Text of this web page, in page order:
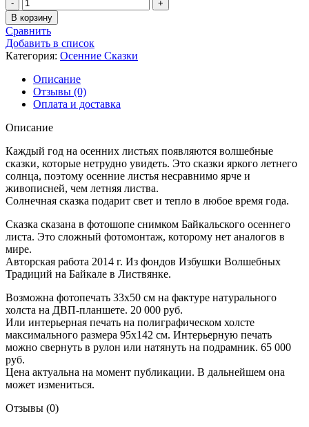
товара
Осенняя
Сказка
-
9
В корзину
Сравнить
Добавить в список
Категория: Осенние Сказки
Описание
Отзывы (0)
Оплата и доставка
Описание
Каждый год на осенних листьях появляются волшебные
сказки, которые нетрудно увидеть. Это сказки яркого летнего
солнца, поэтому осенние листья несравнимо ярче и
живописней, чем летняя листва.
Солнечная сказка подарит свет и тепло в любое время года.
Сказка сказана в фотошопе снимком Байкальского осеннего
листа. Это сложный фотомонтаж, которому нет аналогов в
мире.
Авторская работа 2014 г. Из фондов Избушки Волшебных
Традиций на Байкале в Листвянке.
Возможна фотопечать 33х50 см на фактуре натурального
холста на ДВП-планшете. 20 000 руб.
Или интерьерная печать на полиграфическом холсте
максимального размера 95х142 см. Интерьерную печать
можно свернуть в рулон или натянуть на подрамник. 65 000
руб.
Цена актуальна на момент публикации. В дальнейшем она
может измениться.
Отзывы (0)